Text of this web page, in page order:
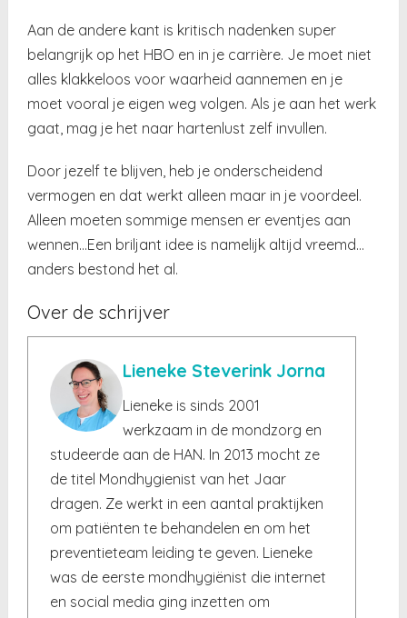
Aan de andere kant is kritisch nadenken super
belangrijk op het HBO en in je carrière. Je moet niet
alles klakkeloos voor waarheid aannemen en je
moet vooral je eigen weg volgen. Als je aan het werk
gaat, mag je het naar hartenlust zelf invullen.
Door jezelf te blijven, heb je onderscheidend
vermogen en dat werkt alleen maar in je voordeel.
Alleen moeten sommige mensen er eventjes aan
wennen…Een briljant idee is namelijk altijd vreemd…
anders bestond het al.
Over de schrijver
Lieneke Steverink Jorna
Lieneke is sinds 2001
werkzaam in de mondzorg en
studeerde aan de HAN. In 2013 mocht ze
de titel Mondhygienist van het Jaar
dragen. Ze werkt in een aantal praktijken
om patiënten te behandelen en om het
preventieteam leiding te geven. Lieneke
was de eerste mondhygiënist die internet
en social media ging inzetten om